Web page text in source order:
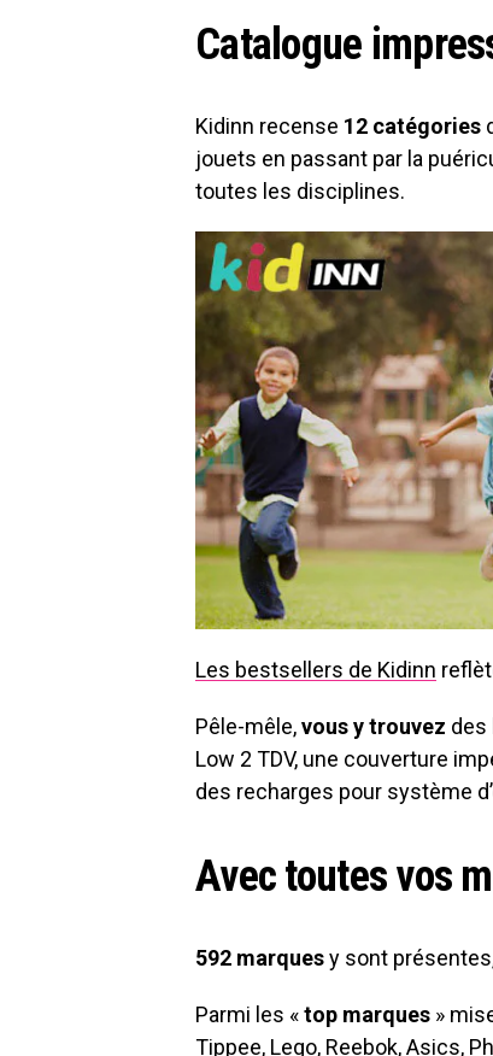
Catalogue
Kidinn recense 12 catégories
jouets en passant par la
toutes les disciplines.
Les bestsellers de Kidinn
Pêle-mêle,vous y trouvez des
Low 2 TDV, une couverture
des recharges pour système
Avec toutes vos
592 marquesy sont
Parmi les «top marques »
Tippee, Lego, Reebok, Asics,